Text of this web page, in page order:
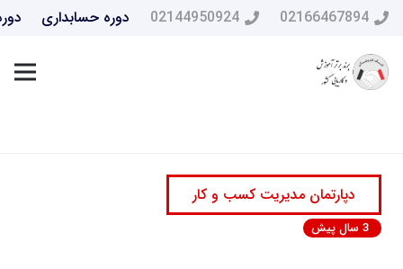
02166467894
02144950924 دوره حسابداری
دپارتمان مدیریت کسب و کار
3 سال پیش